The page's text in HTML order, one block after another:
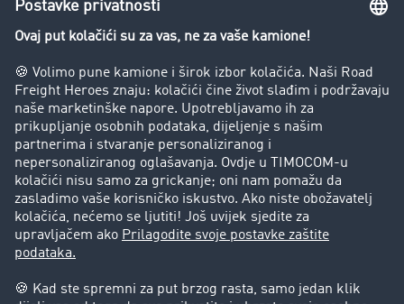
Zabrana vožnje za kamione
Poduzeće
Priče o uspjehu
Stranke preporučuju stranku
Pravna pitanja
Impresum